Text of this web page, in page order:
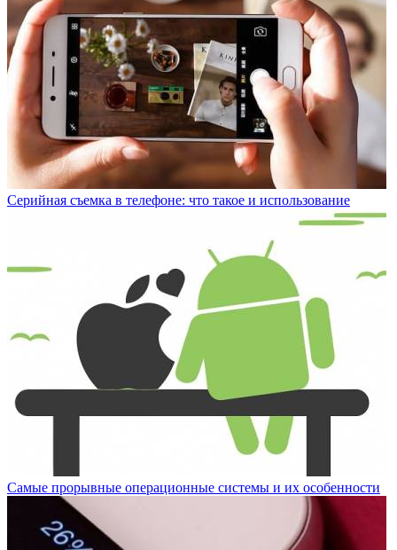
Серийная съемка в телефоне: что такое и использование
Самые прорывные операционные системы и их особенности